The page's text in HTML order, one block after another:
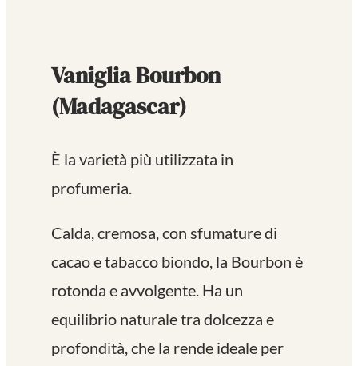
Vaniglia Bourbon
(Madagascar)
È la varietà più utilizzata in
profumeria.
Calda, cremosa, con sfumature di
cacao e tabacco biondo, la Bourbon è
rotonda e avvolgente. Ha un
equilibrio naturale tra dolcezza e
profondità, che la rende ideale per